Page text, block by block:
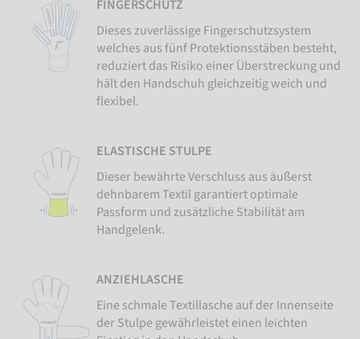
FINGERSCHUTZ
Dieses zuverlässige Fingerschutzsystem
welches aus fünf Protektionsstäben besteht,
reduziert das Risiko einer Überstreckung und
hält den Handschuh gleichzeitig weich und
flexibel.
ELASTISCHE STULPE
Dieser bewährte Verschluss aus äußerst
dehnbarem Textil garantiert optimale
Passform und zusätzliche Stabilität am
Handgelenk.
ANZIEHLASCHE
Eine schmale Textillasche auf der Innenseite
der Stulpe gewährleistet einen leichten